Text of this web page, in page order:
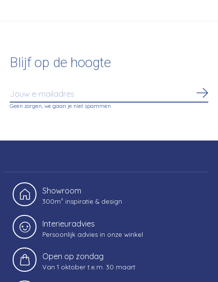
Blijf op de hoogte
Geen zorgen, we gaan je niet spammen
Showroom
300m² inspiratie & design
Interieuradvies
Persoonlijk advies in onze winkel
Open op zondag
Van 1 oktober t.e.m. 30 maart